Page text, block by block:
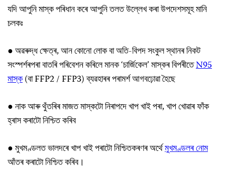
যদি আপুনি মাস্ক পৰিধান কৰে আপুনি তলত উল্লেখ কৰা উপদেশসমূহ মানি
চলকঃ
● অৱৰুদ্ধ ক্ষেত্ৰ, আন কোনো লোক বা অতি-বিপদ সংকুল স্থানৰ নিকট
সংস্পৰ্শৰপৰা বাতৰি পৰিবেশন কৰিলে মানক ‘চাৰ্জিকেল’ মাস্কৰ বিপৰীতেN95
মাস্ক(বা FFP2 / FFP3) ব্যৱহাৰৰ পৰামৰ্শ আগবঢ়োৱা হৈছে
● নাক আৰু থুঁতৰিৰ মাজত মাস্কটো নিৰাপদে খাপ খাই পৰা, খাপ খোৱাৰ ফাঁক
হ্ৰাস কৰাটো নিশ্চিত কৰিব
● মুখমণ্ডলত ভালদৰে খাপ খাই পৰাটো নিশ্চিতকৰণৰ অৰ্থেমুখমণ্ডলৰ নোম
আঁতৰ কৰাটো নিশ্চিত কৰিব।